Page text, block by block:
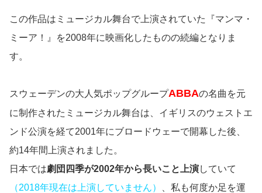
この作品はミュージカル舞台で上演されていた『マンマ・
ミーア！』を2008年に映画化したものの続編となりま
す。
スウェーデンの大人気ポップグループABBAの名曲を元
に制作されたミュージカル舞台は、イギリスのウェストエ
ンド公演を経て2001年にブロードウェーで開幕した後、
約14年間上演されました。
日本では劇団四季が2002年から長いこと上演していて
（2018年現在は上演していません）
、私も何度か足を運